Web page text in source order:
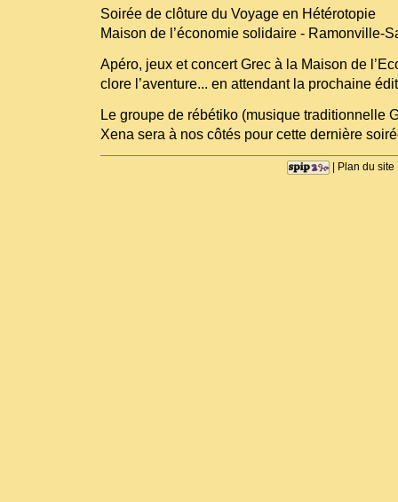
Soirée de clôture du Voyage en Hétérotopie
Maison de l’économie solidaire - Ramonville-
Apéro, jeux et concert Grec à la Maison de
clore l’aventure... en attendant la prochaine
Le groupe de rébétiko (musique traditionnelle
Xena sera à nos côtés pour cette dernière
| Plan du site